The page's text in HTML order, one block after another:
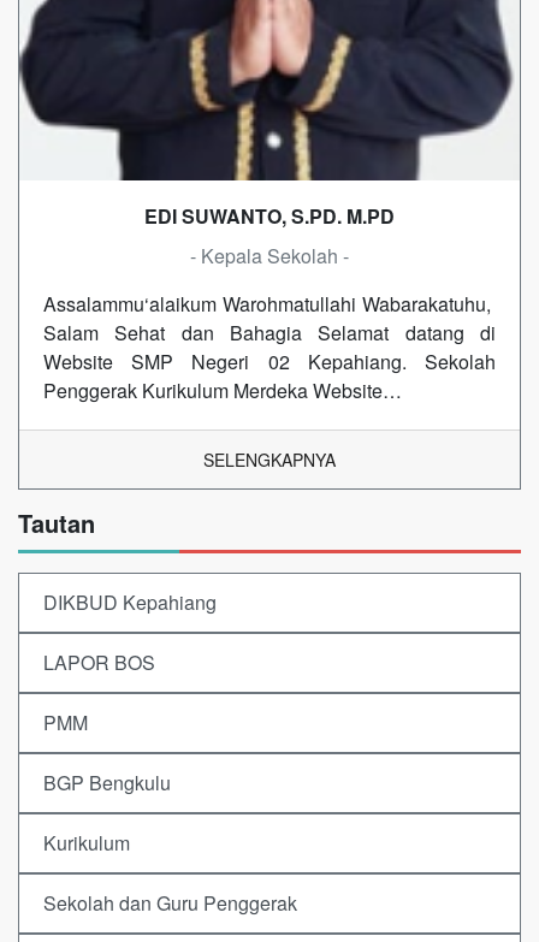
EDI SUWANTO, S.PD. M.PD
- Kepala Sekolah -
Assalammu‘alaikum Warohmatullahi Wabarakatuhu,
Salam Sehat dan Bahagia Selamat datang di
Website SMP Negeri 02 Kepahiang. Sekolah
Penggerak Kurikulum Merdeka Website…
SELENGKAPNYA
Tautan
DIKBUD Kepahiang
LAPOR BOS
PMM
BGP Bengkulu
Kurikulum
Sekolah dan Guru Penggerak